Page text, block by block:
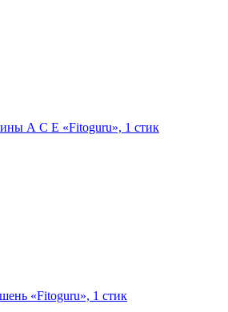
А С Е «Fitoguru», 1 стик
«Fitoguru», 1 стик